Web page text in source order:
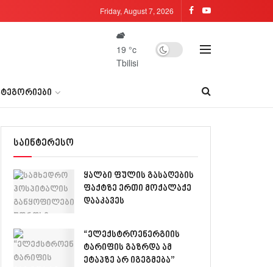
Friday, August 7, 2026
19 °c
Tbilisi
საინტერესო
ყალბი ფულის გასაღების
ფაქტზე ერთი მოქალაქე
დააკავეს
“ელექსტროენერგიის
ტარიფის გაზრდა ამ
ეტაპზე არ იგეგმება”